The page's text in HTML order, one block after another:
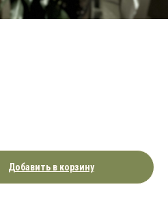
Добавить в корзину